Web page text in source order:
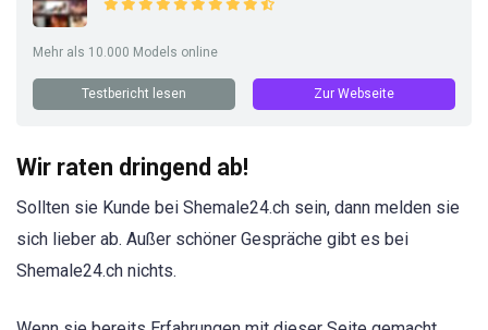
Mehr als 10.000 Models online
Testbericht lesen Zur Webseite
Wir raten dringend ab!
Sollten sie Kunde bei Shemale24.ch sein, dann melden sie
sich lieber ab. Außer schöner Gespräche gibt es bei
Shemale24.ch nichts.